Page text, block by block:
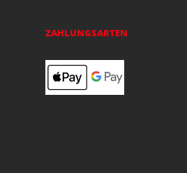
ZAHLUNGSARTEN